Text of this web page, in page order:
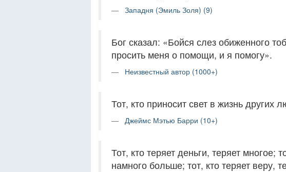
Западня (Эмиль Золя) (9)
Бог сказал: «Бойся слез обиженного
просить меня о помощи, и я помогу».
Неизвестный автор (1000+)
Тот, кто приносит свет в жизнь других
Джеймс Мэтью Барри (10+)
Тот, кто теряет деньги, теряет многое;
намного больше; тот, кто теряет веру,